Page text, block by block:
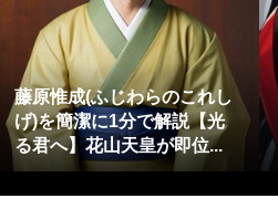
藤原惟成(ふじわらのこれし
げ)を簡潔に1分で解説【光
る君へ】花山天皇が即位...